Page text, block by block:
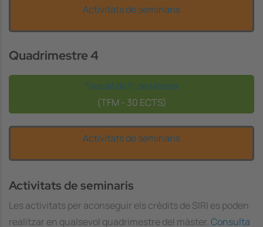
Activitats de seminaris
Quadrimestre 4
Treball de Fi de Màster
(TFM - 30 ECTS)
Activitats de seminaris
Activitats de seminaris
Les activitats per aconseguir els crèdits de SIRI es poden
realitzar en qualsevol quadrimestre del màster.Consulta